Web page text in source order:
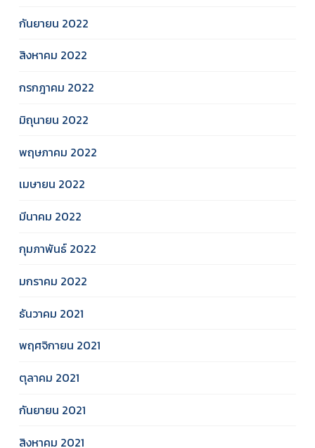
กันยายน 2022
สิงหาคม 2022
กรกฎาคม 2022
มิถุนายน 2022
พฤษภาคม 2022
เมษายน 2022
มีนาคม 2022
กุมภาพันธ์ 2022
มกราคม 2022
ธันวาคม 2021
พฤศจิกายน 2021
ตุลาคม 2021
กันยายน 2021
สิงหาคม 2021